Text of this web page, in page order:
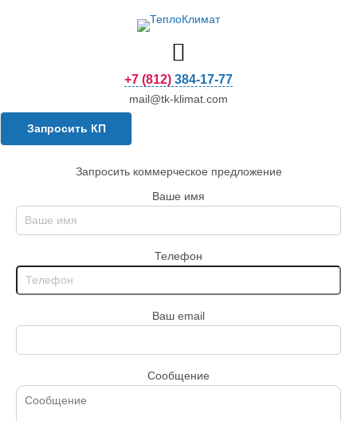
+7 (812) 384-17-77
mail@tk-klimat.com
Запросить КП
Запросить коммерческое предложение
Ваше имя
Телефон
Ваш email
Сообщение